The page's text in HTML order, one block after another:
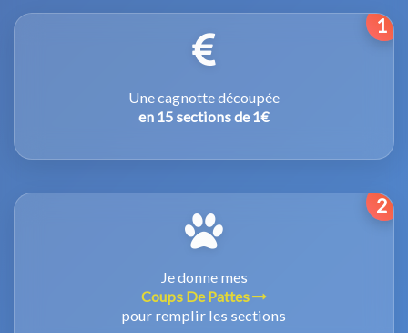
1
Une cagnotte découpée
en 15 sections de 1€
2
Je donne mes
Coups De Pattes
pour remplir les sections